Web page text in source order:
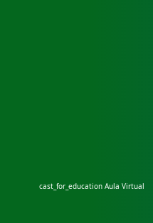
cast_for_educationAula Virtual